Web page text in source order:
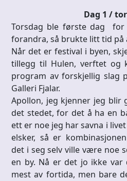
Dag 1 /
Torsdag ble første dag for
forandra, så brukte litt tid på
Når det er festival i byen,
tillegg til Hulen, verftet og
program av forskjellig slag
Galleri Fjalar.
Apollon, jeg kjenner jeg blir
det stedet, for det å ha en
ett er noe jeg har savna i
elsker, så er
det i seg selv ville være noe
en by. Nå er det jo ikke
mest av fortida, men bare